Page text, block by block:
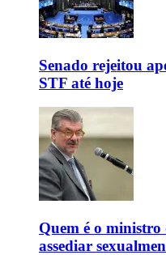
Senado rejeitou
STF até hoje
Quem é o ministro
assediar